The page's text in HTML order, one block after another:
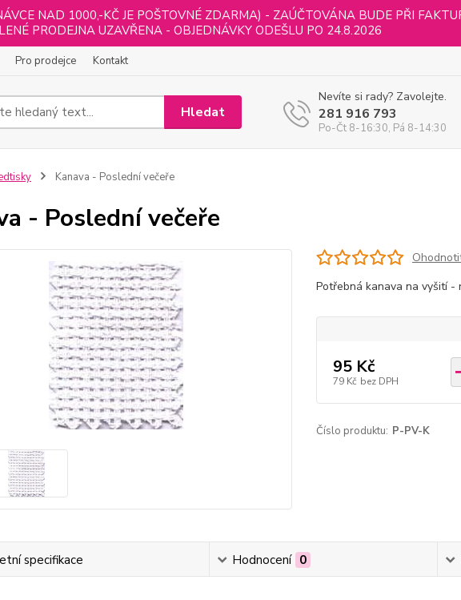
NAD 1000,-KČ JE POŠTOVNÉ ZDARMA) - ZAÚČTOVÁNA BUDE PŘI
PRODEJNA UZAVŘENA - OBJEDNÁVKY ODEŠLU PO 24.8.2026
Pro prodejce Kontakt
Hledat
Nevíte si rady? Zavolejte.
281 916 793
Po-Čt 8-16:30, Pá 8-14:30
Kanava - Poslední večeře
- Poslední večeře
Potřebná kanava na vyšití -
95 Kč
79 Kč bez DPH
Číslo produktu: P-PV-K
specifikace Hodnocení 0